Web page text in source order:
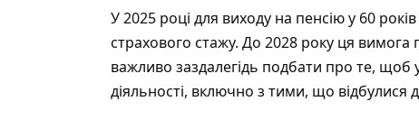
У 2025 році для виходу на пенсію у 60
страхового стажу. До 2028 року ця
важливо заздалегідь подбати про те, щоб
діяльності, включно з тими, що відбулися